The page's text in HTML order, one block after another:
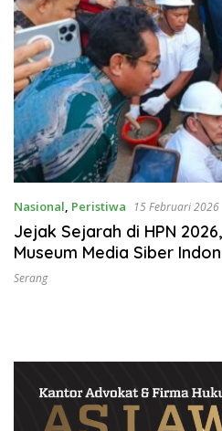
Nasional, Peristiwa 15 Februari 2026
Jejak Sejarah di HPN
Museum Media Siber
Serang